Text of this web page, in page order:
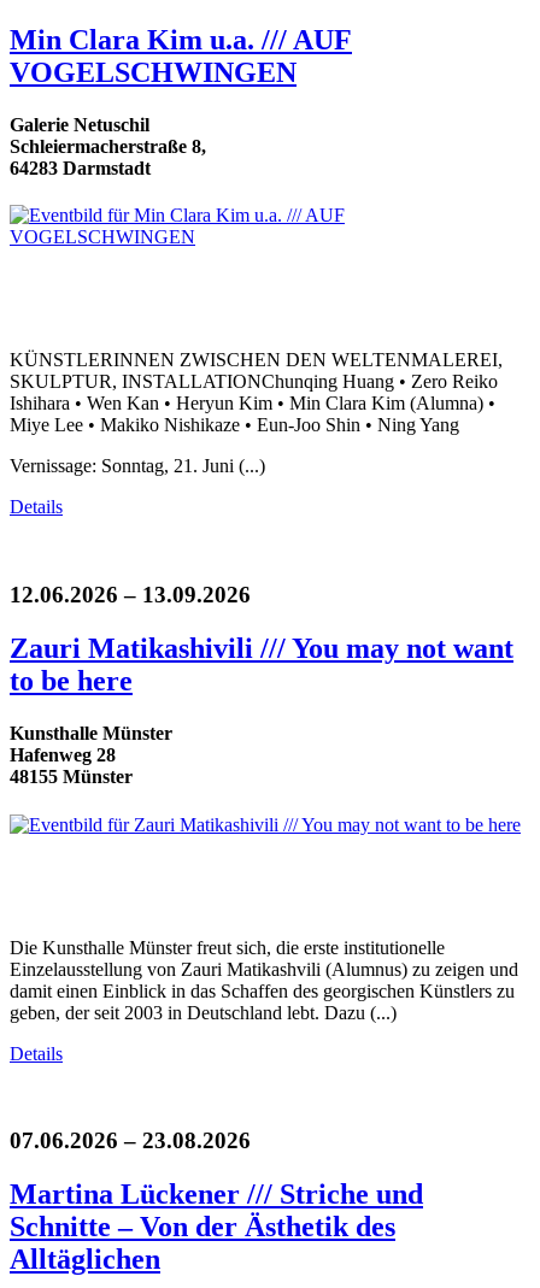
Min Clara Kim u.a. /// AUF
VOGELSCHWINGEN
Galerie Netuschil
Schleiermacherstraße 8,
64283 Darmstadt
KÜNSTLERINNEN ZWISCHEN DEN WELTENMALEREI,
SKULPTUR, INSTALLATIONChunqing Huang • Zero Reiko
Ishihara • Wen Kan • Heryun Kim • Min Clara Kim (Alumna) •
Miye Lee • Makiko Nishikaze • Eun-Joo Shin • Ning Yang
Vernissage: Sonntag, 21. Juni (...)
Details
12.06.2026 – 13.09.2026
Zauri Matikashivili /// You may not want
to be here
Kunsthalle Münster
Hafenweg 28
48155 Münster
Die Kunsthalle Münster freut sich, die erste institutionelle
Einzelausstellung von Zauri Matikashvili (Alumnus) zu zeigen und
damit einen Einblick in das Schaffen des georgischen Künstlers zu
geben, der seit 2003 in Deutschland lebt. Dazu (...)
Details
07.06.2026 – 23.08.2026
Martina Lückener /// Striche und
Schnitte – Von der Ästhetik des
Alltäglichen